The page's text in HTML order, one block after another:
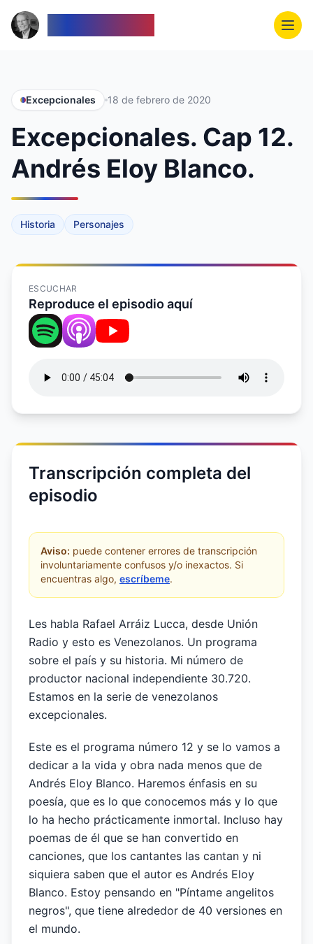
Excepcionales 18 de febrero de 2020
Excepcionales. Cap 12.
Andrés Eloy Blanco.
Historia Personajes
ESCUCHAR
Reproduce el episodio aquí
Transcripción completa del
episodio
Aviso: puede contener errores de transcripción
involuntariamente confusos y/o inexactos. Si
encuentras algo, escríbeme.
Les habla Rafael Arráiz Lucca, desde Unión
Radio y esto es Venezolanos. Un programa
sobre el país y su historia. Mi número de
productor nacional independiente 30.720.
Estamos en la serie de venezolanos
excepcionales.
Este es el programa número 12 y se lo vamos a
dedicar a la vida y obra nada menos que de
Andrés Eloy Blanco. Haremos énfasis en su
poesía, que es lo que conocemos más y lo que
lo ha hecho prácticamente inmortal. Incluso hay
poemas de él que se han convertido en
canciones, que los cantantes las cantan y ni
siquiera saben que el autor es Andrés Eloy
Blanco. Estoy pensando en "Píntame angelitos
negros", que tiene alrededor de 40 versiones en
el mundo.